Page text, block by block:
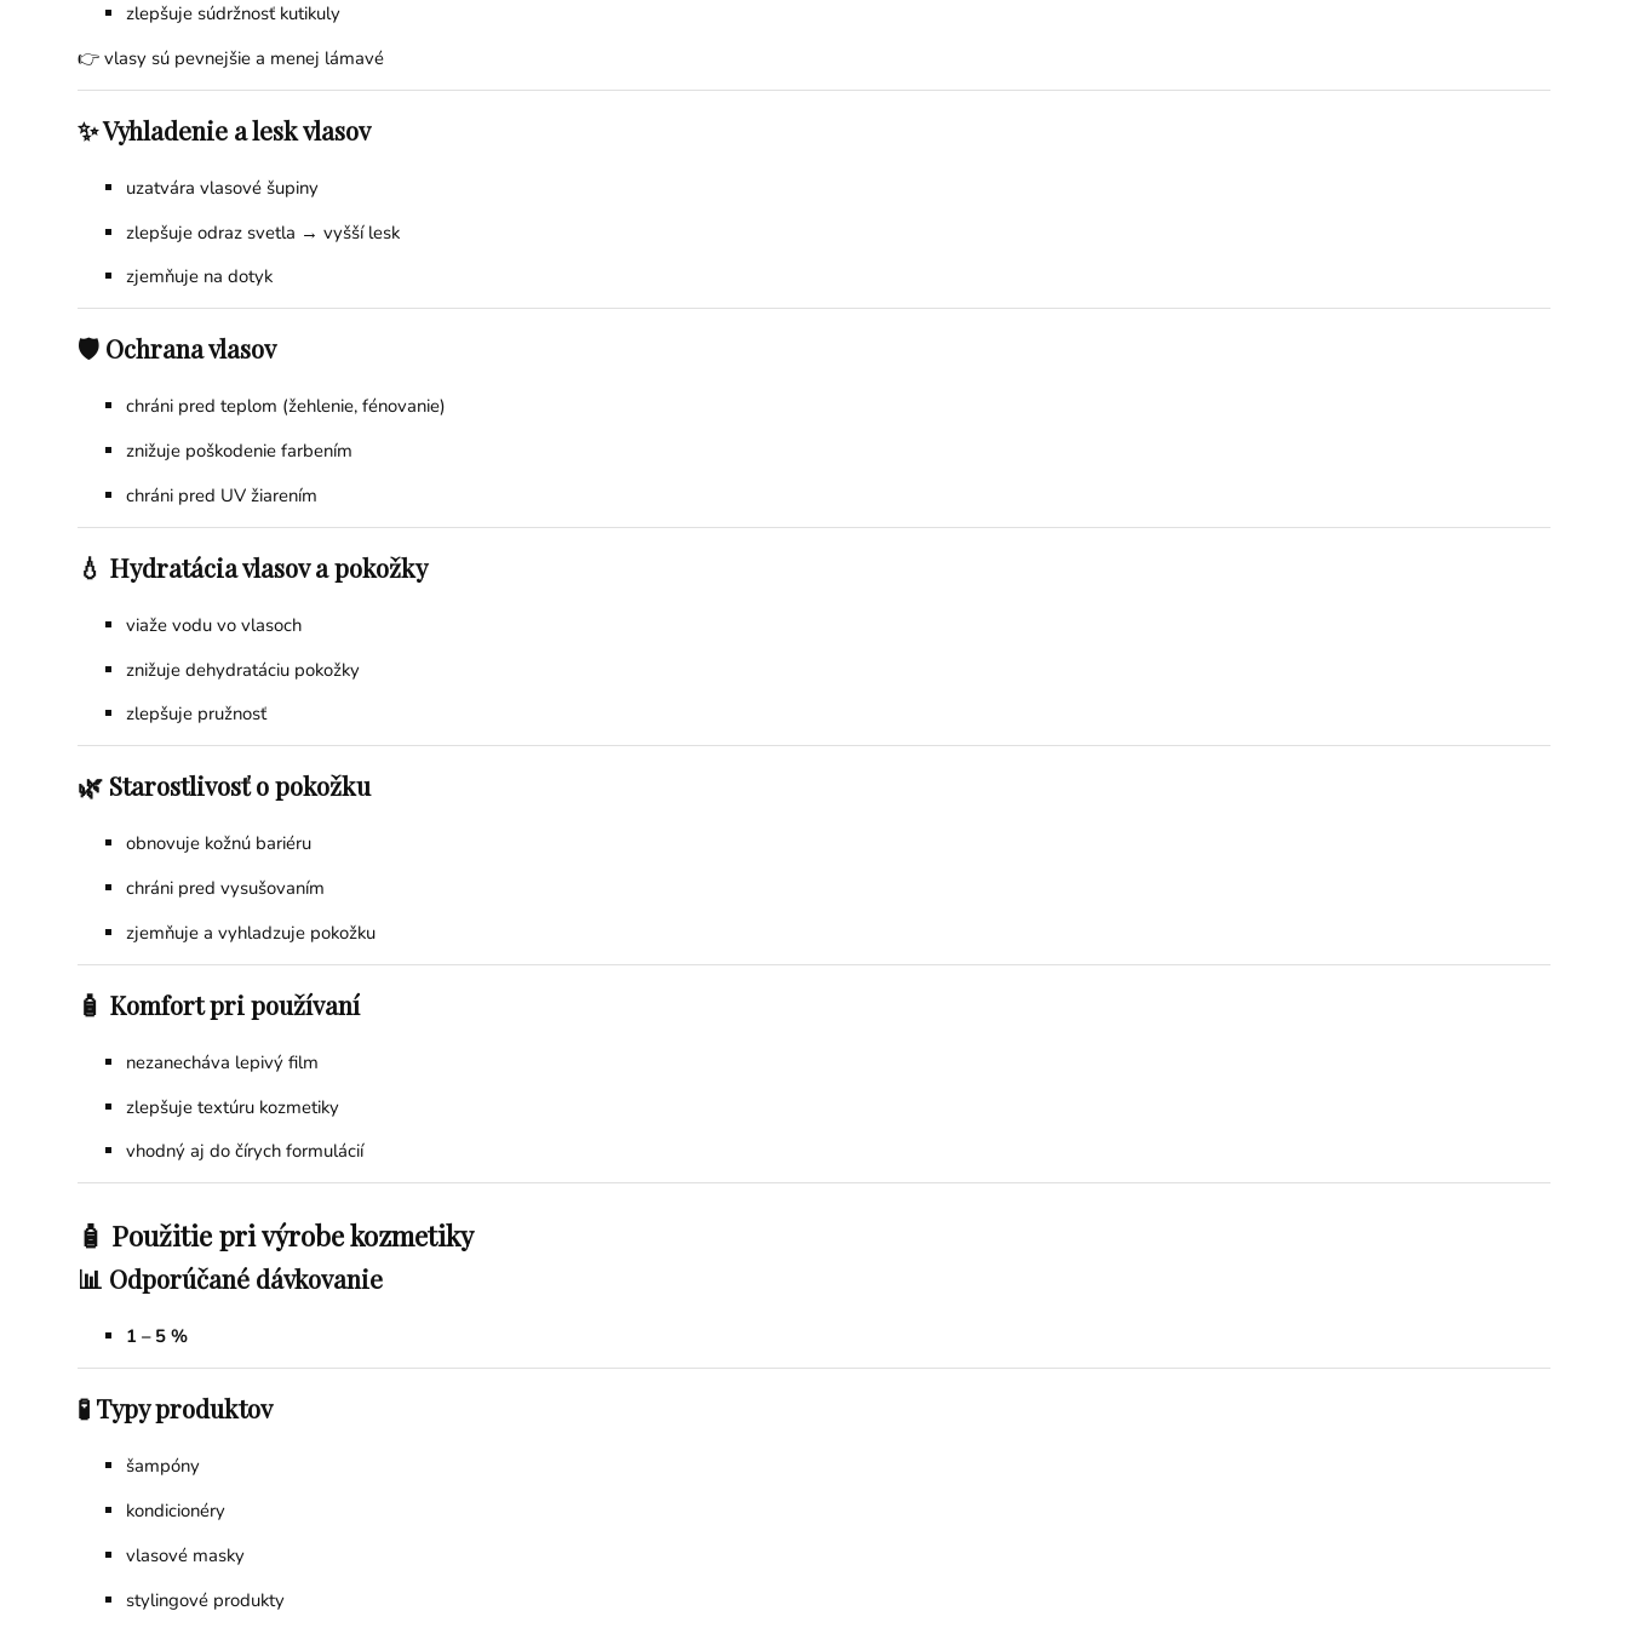
zlepšuje súdržnosť kutikuly
👉 vlasy sú pevnejšie a menej lámavé
✨ Vyhladenie a lesk vlasov
uzatvára vlasové šupiny
zlepšuje odraz svetla → vyšší lesk
zjemňuje na dotyk
🛡️ Ochrana vlasov
chráni pred teplom (žehlenie, fénovanie)
znižuje poškodenie farbením
chráni pred UV žiarením
💧 Hydratácia vlasov a pokožky
viaže vodu vo vlasoch
znižuje dehydratáciu pokožky
zlepšuje pružnosť
🌿 Starostlivosť o pokožku
obnovuje kožnú bariéru
chráni pred vysušovaním
zjemňuje a vyhladzuje pokožku
🧴 Komfort pri používaní
nezanecháva lepivý film
zlepšuje textúru kozmetiky
vhodný aj do čírych formulácií
🧴 Použitie pri výrobe kozmetiky
📊 Odporúčané dávkovanie
1 – 5 %
🧪 Typy produktov
šampóny
kondicionéry
vlasové masky
stylingové produkty